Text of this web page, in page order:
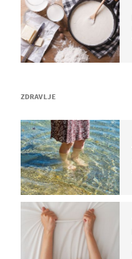
ZDRAVLJE